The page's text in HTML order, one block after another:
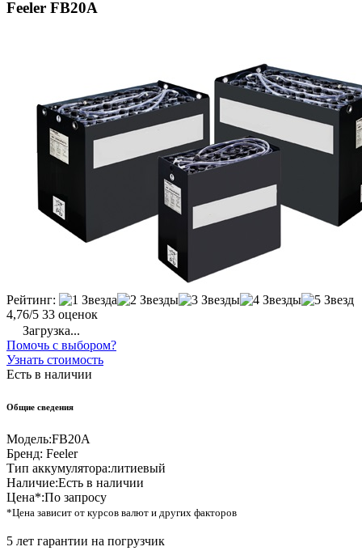
Feeler FB20A
Рейтинг:
4,76/5 33 оценок
Загрузка...
Помочь с выбором?
Узнать стоимость
Есть в наличии
Общие сведения
Модель:FB20A
Бренд: Feeler
Тип аккумулятора:литиевый
Наличие:Есть в наличии
Цена*:По запросу
*Цена зависит от курсов валют и других факторов
5 лет гарантии на погрузчик